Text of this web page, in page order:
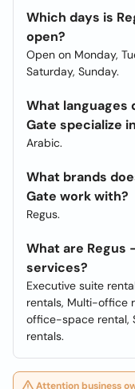
Which days is
open?
Open on Monday,
Saturday, Sunday.
What languages
Gate specialize
Arabic.
What brands
Gate work with?
Regus.
What are Regus
services?
Executive suite
rentals, Multi-office
office-space rental,
rentals.
Attention business